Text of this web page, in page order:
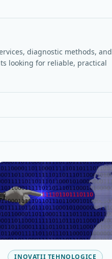
diagnostic methods, and
looking for reliable, practical
INOVAȚII TEHNOLOGICE